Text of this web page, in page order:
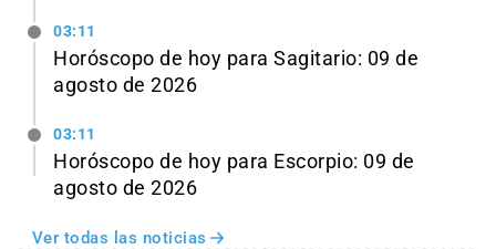
03:11
Horóscopo de hoy para Sagitario: 09 de
agosto de 2026
03:11
Horóscopo de hoy para Escorpio: 09 de
agosto de 2026
Ver todas las noticias